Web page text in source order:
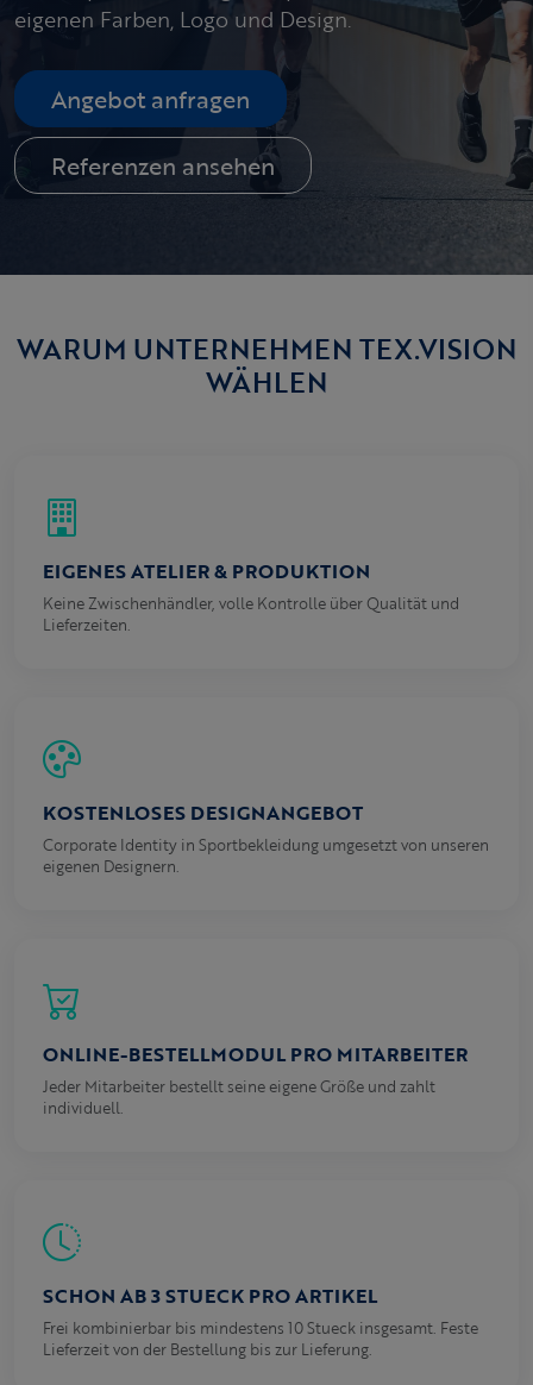
eigenen Farben, Logo und Design.
Angebot anfragen
Referenzen ansehen
WARUM UNTERNEHMEN TEX.VISION
WÄHLEN
EIGENES ATELIER & PRODUKTION
Keine Zwischenhändler, volle Kontrolle über Qualität und
Lieferzeiten.
KOSTENLOSES DESIGNANGEBOT
Corporate Identity in Sportbekleidung umgesetzt von unseren
eigenen Designern.
ONLINE-BESTELLMODUL PRO MITARBEITER
Jeder Mitarbeiter bestellt seine eigene Größe und zahlt
individuell.
SCHON AB 3 STUECK PRO ARTIKEL
Frei kombinierbar bis mindestens 10 Stueck insgesamt. Feste
Lieferzeit von der Bestellung bis zur Lieferung.